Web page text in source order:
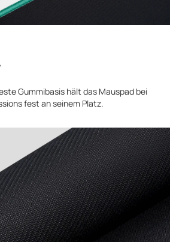
Gummibasis hält das Mauspad bei
fest an seinem Platz.